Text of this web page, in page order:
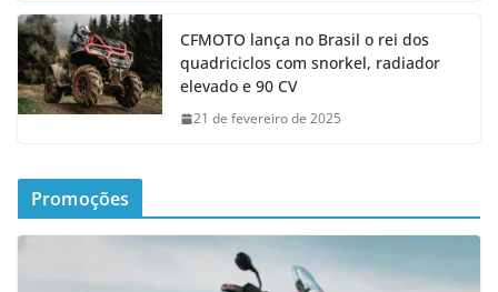
CFMOTO lança no Brasil o rei dos
quadriciclos com snorkel, radiador
elevado e 90 CV
21 de fevereiro de 2025
Promoções